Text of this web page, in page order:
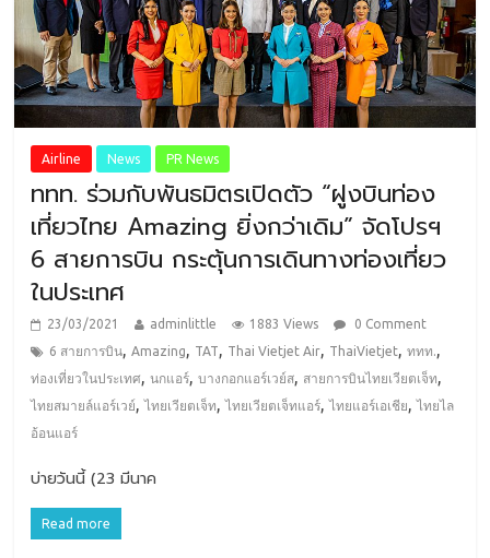
Airline News PR News
ททท. ร่วมกับพันธมิตรเปิดตัว “ฝูงบินท่อง
เที่ยวไทย Amazing ยิ่งกว่าเดิม” จัดโปรฯ
6 สายการบิน กระตุ้นการเดินทางท่องเที่ยว
ในประเทศ
23/03/2021 adminlittle 1883 Views
0 Comment
6 สายการบิน,Amazing, TAT, Thai Vietjet Air, ThaiVietjet,ททท.,
ท่องเที่ยวในประเทศ,นกแอร์,บางกอกแอร์เวย์ส, สายการบินไทยเวียตเจ็ท,
ไทยสมายล์แอร์เวย์,ไทยเวียตเจ็ท,ไทยเวียตเจ็ทแอร์,ไทยแอร์เอเชีย,ไทยไล
อ้อนแอร์
บ่ายวันนี้ (23 มีนาค
Read more